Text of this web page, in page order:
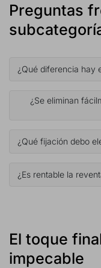
Preguntas
¿Qué diferencia hay
¿Se eliminan
¿Qué fijación debo
¿Es rentable la
El toque
impecable